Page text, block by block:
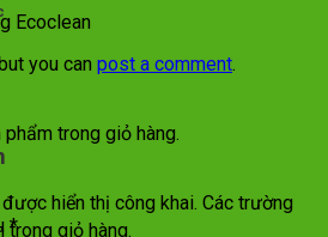
trong giỏ hàng.
trong giỏ hàng.
Ecoclean
you can post a comment.
hiển thị công khai. Các trường
*